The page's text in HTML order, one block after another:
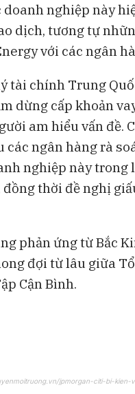
doanh nghiệp này
dịch, tương tự
với các ngân
tài chính Trung
dừng cấp khoản
am hiểu vấn đề.
các ngân hàng rà
nghiệp này trong
thời đề nghị
phản ứng từ Bắc
đợi từ lâu giữa
Cận Bình.
jpmorgan-citi-bi-